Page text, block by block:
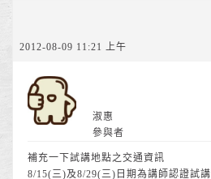
2012-08-09 11:21 上午
淑惠
參與者
補充一下試講地點之交通資訊
8/15(三)及8/29(三)日期為講師認證試講